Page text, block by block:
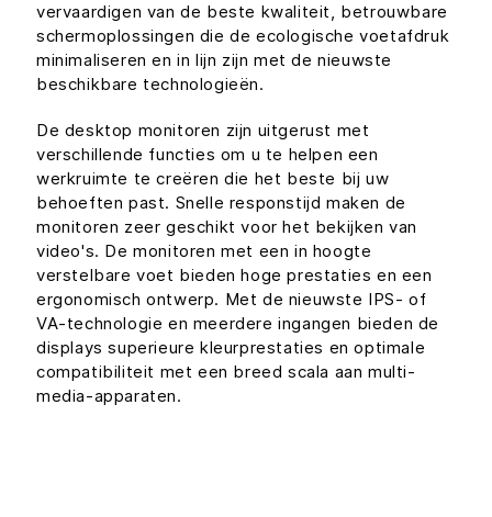
vervaardigen van de beste kwaliteit, betrouwbare
schermoplossingen die de ecologische voetafdruk
minimaliseren en in lijn zijn met de nieuwste
beschikbare technologieën.
De desktop monitoren zijn uitgerust met
verschillende functies om u te helpen een
werkruimte te creëren die het beste bij uw
behoeften past. Snelle responstijd maken de
monitoren zeer geschikt voor het bekijken van
video's. De monitoren met een in hoogte
verstelbare voet bieden hoge prestaties en een
ergonomisch ontwerp. Met de nieuwste IPS- of
VA-technologie en meerdere ingangen bieden de
displays superieure kleurprestaties en optimale
compatibiliteit met een breed scala aan multi-
media-apparaten.